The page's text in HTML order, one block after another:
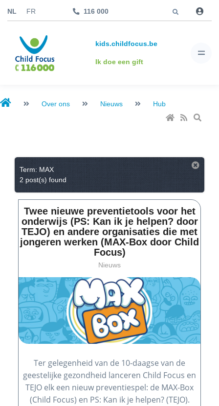
NL FR 116 000
kids.childfocus.be
Ik doe een gift
Over ons Nieuws Hub
Term: MAX
2 post(s) found
Twee nieuwe preventietools voor het
onderwijs (PS: Kan ik je helpen? door
TEJO) en andere organisaties die met
jongeren werken (MAX-Box door Child
Focus)
Nieuws
Ter gelegenheid van de 10-daagse van de
geestelijke gezondheid lanceren Child Focus en
TEJO elk een nieuw preventiespel: de MAX-Box
(Child Focus) en PS: Kan ik je helpen? (TEJO).